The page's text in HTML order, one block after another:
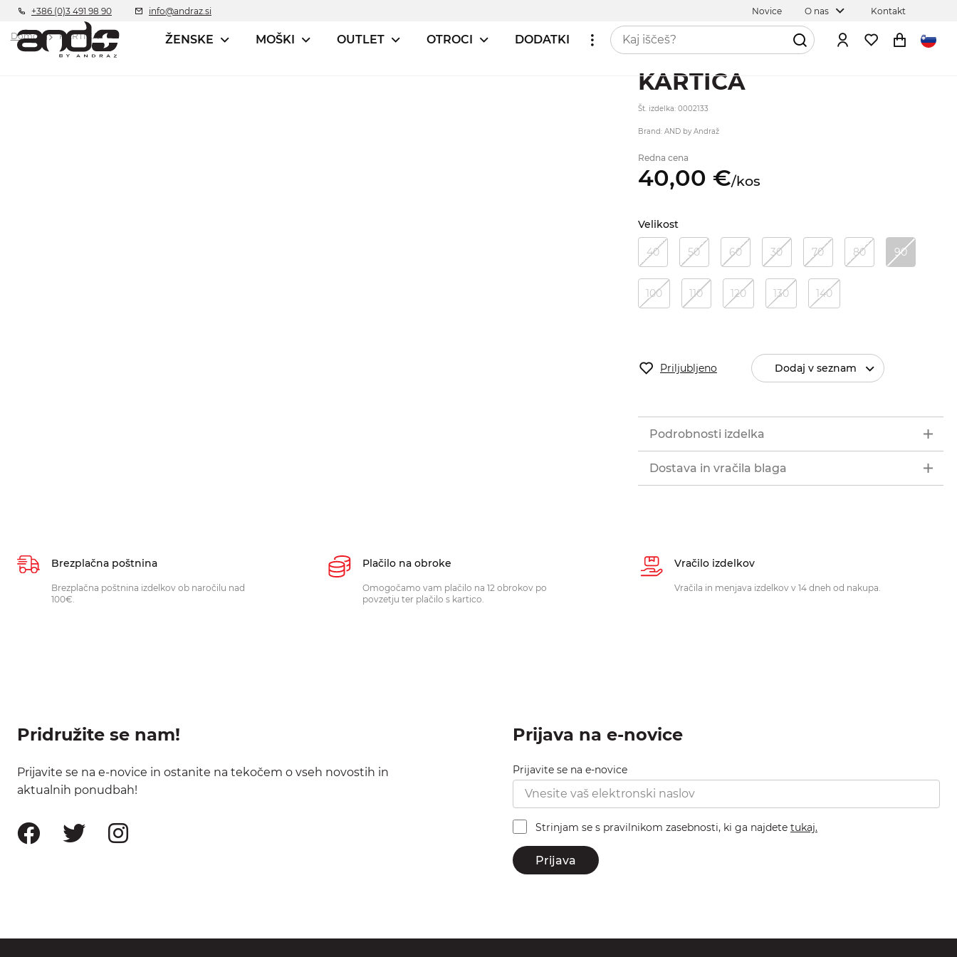
+386 (0)3 491 98 90 info@andraz.si Novice O nas Kontakt
ŽENSKE MOŠKI OUTLET OTROCI DODATKI
Domov KARTICA
KARTICA
Št. izdelka: 0002133
Brand: AND by Andraž
Redna cena
40,00 €/kos
Velikost
40 50 60 30 70 80 90
100 110 120 130 140
Priljubljeno Dodaj v seznam
Podrobnosti izdelka
Dostava in vračila blaga
Brezplačna poštnina
Brezplačna poštnina izdelkov ob naročilu nad
100€.
Plačilo na obroke
Omogočamo vam plačilo na 12 obrokov po
povzetju ter plačilo s kartico.
Vračilo izdelkov
Vračila in menjava izdelkov v 14 dneh od nakupa.
Pridružite se nam!
Prijavite se na e-novice in ostanite na tekočem o vseh novostih in
aktualnih ponudbah!
Prijava na e-novice
Prijavite se na e-novice
Strinjam se s pravilnikom zasebnosti, ki ga najdete tukaj.
Prijava